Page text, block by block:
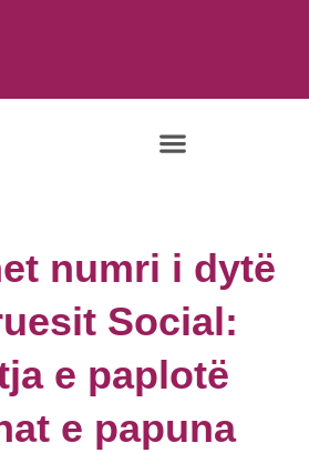
numri i dytë
Social:
e paplotë
e papuna